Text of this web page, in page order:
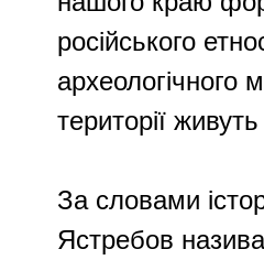
російського
археологічного
території
За словами
Ястребов